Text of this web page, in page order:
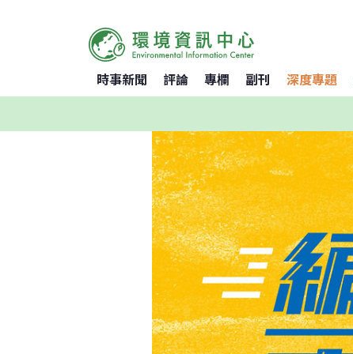
時事新聞 評論 專欄 副刊 深度專題